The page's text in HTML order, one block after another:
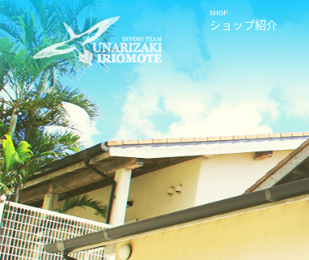
ショップ紹介